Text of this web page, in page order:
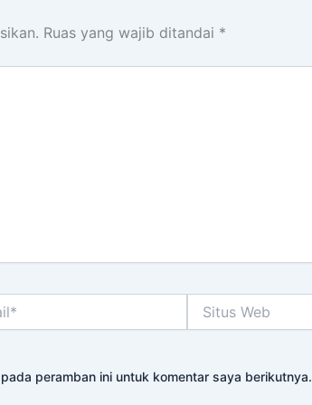
Ruas yang wajib ditandai *
Web
peramban ini untuk komentar saya berikutnya.